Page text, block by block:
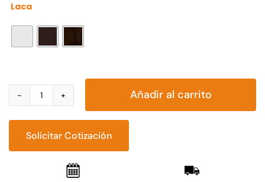
Laca
Mesa
de
centro
Zig
cantidad
Añadir al carrito
Solicitar Cotización